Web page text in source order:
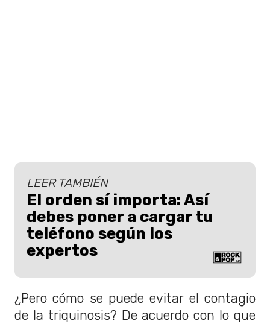
LEER TAMBIÉN
El orden sí importa: Así
debes poner a cargar tu
teléfono según los
expertos
¿Pero cómo se puede evitar el contagio
de la triquinosis? De acuerdo con lo que